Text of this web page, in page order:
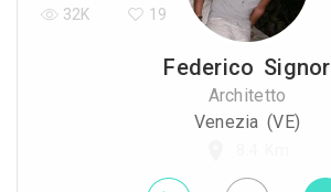
Federico Signor
Architetto
Venezia (VE)
32K 19